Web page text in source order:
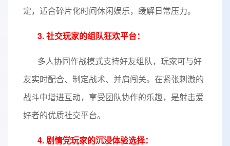
定，适合碎片化时间休闲娱乐，缓解日常压力。
3. 社交玩家的组队狂欢平台：
多人协同作战模式支持好友组队，玩家可与好
友实时配合、制定战术、并肩闯关。在紧张刺激的
战斗中增进互动，享受团队协作的乐趣，是射击爱
好者的优质社交平台。
4. 剧情党玩家的沉浸体验选择：